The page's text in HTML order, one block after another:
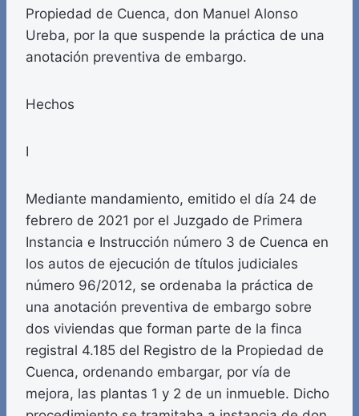
Propiedad de Cuenca, don Manuel Alonso
Ureba, por la que suspende la práctica de una
anotación preventiva de embargo.
Hechos
I
Mediante mandamiento, emitido el día 24 de
febrero de 2021 por el Juzgado de Primera
Instancia e Instrucción número 3 de Cuenca en
los autos de ejecución de títulos judiciales
número 96/2012, se ordenaba la práctica de
una anotación preventiva de embargo sobre
dos viviendas que forman parte de la finca
registral 4.185 del Registro de la Propiedad de
Cuenca, ordenando embargar, por vía de
mejora, las plantas 1 y 2 de un inmueble. Dicho